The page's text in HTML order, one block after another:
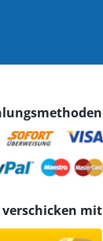
verschicken mit